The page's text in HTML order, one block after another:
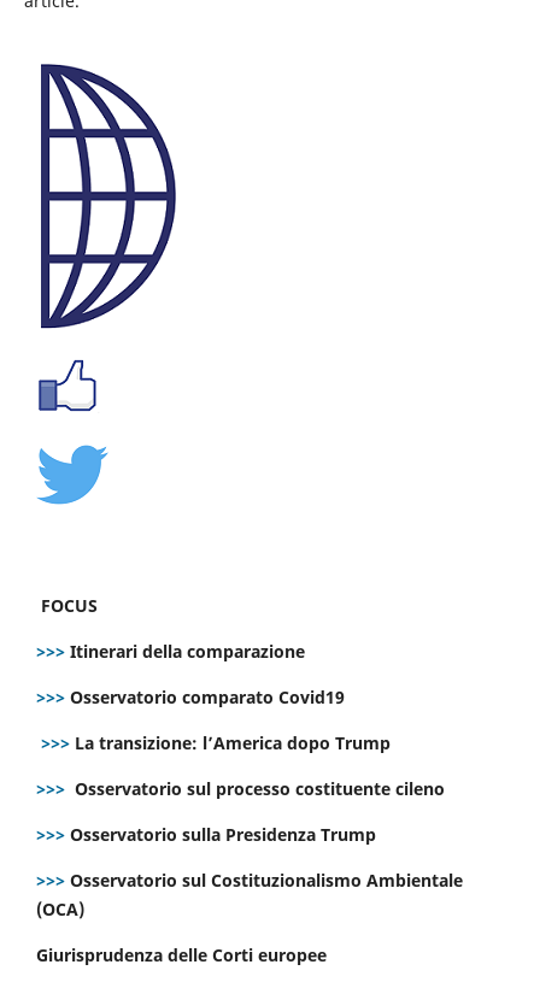
FOCUS
>>> Itinerari della comparazione
>>> Osservatorio comparato Covid19
>>> La transizione: l’America dopo Trump
>>> Osservatorio sul processo costituente cileno
>>> Osservatorio sulla Presidenza Trump
>>> Osservatorio sul Costituzionalismo Ambientale
(OCA)
Giurisprudenza delle Corti europee